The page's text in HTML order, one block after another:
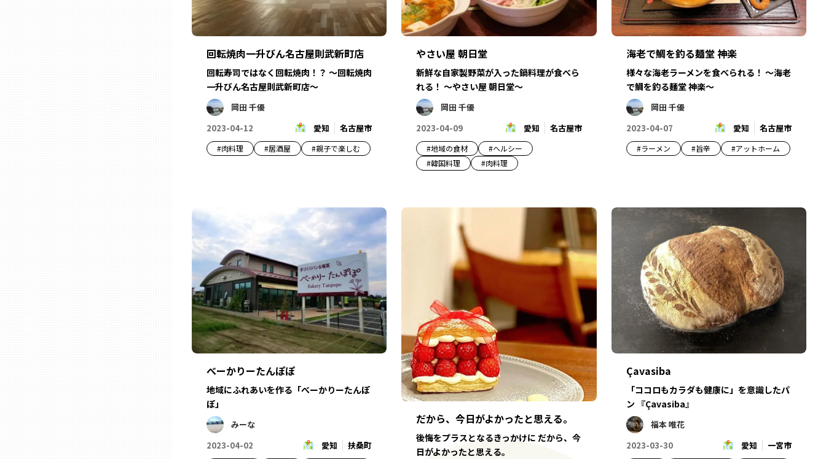
回転焼肉一升びん名古屋則武新町店
回転寿司ではなく回転焼肉！？ ～回転焼肉
一升びん名古屋則武新町店～
岡田 千優
2023-04-12
愛知 名古屋市
#肉料理 #居酒屋 #親子で楽しむ
やさい屋 朝日堂
新鮮な自家製野菜が入った鍋料理が食べら
れる！ ～やさい屋 朝日堂～
岡田 千優
2023-04-09
愛知 名古屋市
#地域の食材 #ヘルシー
#韓国料理 #肉料理
海老で鯛を釣る麺堂 神楽
様々な海老ラーメンを食べられる！ ～海老
で鯛を釣る麺堂 神楽～
岡田 千優
2023-04-07
愛知 名古屋市
#ラーメン #旨辛 #アットホーム
べーかりーたんぽぽ
地域にふれあいを作る「べーかりーたんぽ
ぽ」
みーな
2023-04-02
愛知 扶桑町
だから、今日がよかったと思える。
後悔をプラスとなるきっかけに だから、今
日がよかったと思える。
Çavasiba
「ココロもカラダも健康に」を意識したパ
ン 『Çavasiba』
福本 唯花
2023-03-30
愛知 一宮市